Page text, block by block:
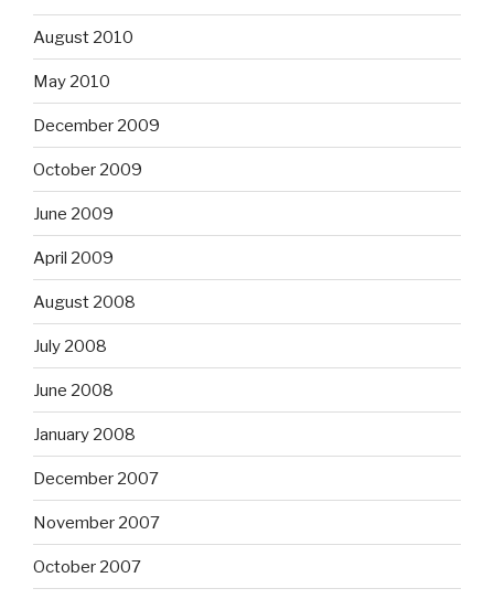
August 2010
May 2010
December 2009
October 2009
June 2009
April 2009
August 2008
July 2008
June 2008
January 2008
December 2007
November 2007
October 2007